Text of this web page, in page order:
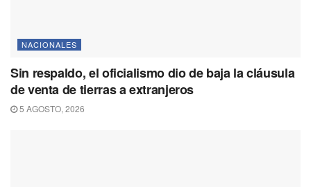
NACIONALES
Sin respaldo, el oficialismo dio de baja la cláusula
de venta de tierras a extranjeros
5 AGOSTO, 2026